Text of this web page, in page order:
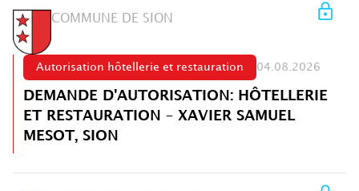
COMMUNE DE SION
Autorisation hôtellerie et restauration 04.08.2026
DEMANDE D'AUTORISATION: HÔTELLERIE
ET RESTAURATION – XAVIER SAMUEL
MESOT, SION